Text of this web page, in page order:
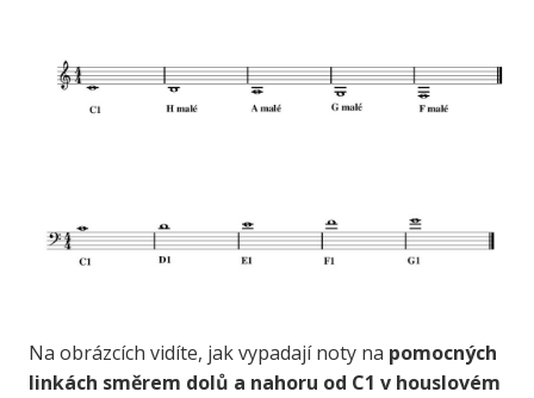
Na obrázcích vidíte, jak vypadají noty na pomocných
linkách směrem dolů a nahoru od C1 v houslovém